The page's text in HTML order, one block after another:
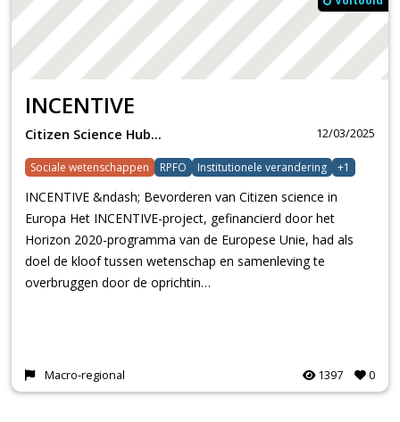
INCENTIVE
Citizen Science Hub… 12/03/2025
Sociale wetenschappen RPFO Institutionele verandering +1
INCENTIVE &ndash; Bevorderen van Citizen science in
Europa Het INCENTIVE-project, gefinancierd door het
Horizon 2020-programma van de Europese Unie, had als
doel de kloof tussen wetenschap en samenleving te
overbruggen door de oprichtin…
Macro-regional 1397 0